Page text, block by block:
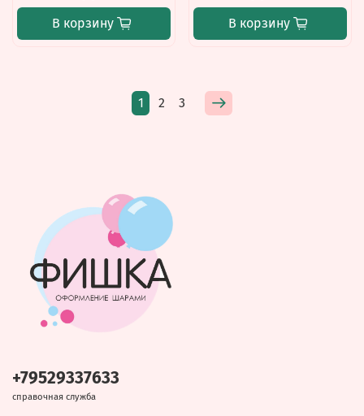
В корзину В корзину
1 2 3
+79529337633
справочная служба